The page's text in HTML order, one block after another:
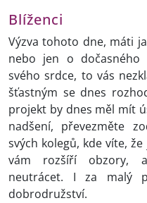
Blíženci
Výzva tohoto dne, máti
nebo jen o dočasného
svého srdce, to vás
šťastným se dnes
projekt by dnes měl mít
nadšení, převezměte
svých kolegů, kde víte,
vám rozšíří obzory,
neutrácet. I za malý
dobrodružství.